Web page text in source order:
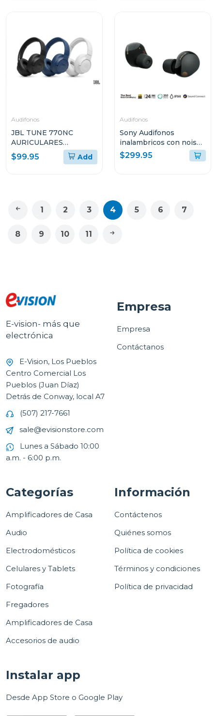
Audifonos
JBL TUNE 770NC
AURICULARES
CIRCUMAURALES
INALÁMBRICOS CON
$99.95 Add
Audifonos
Sony Audifonos
inalambricos con noise
cancelling wf1000xm5
negro
$299.95
1 2 3 4 5 6 7
8 9 10 11
E-vision- más que
electrónica
E-Vision, Los Pueblos
Centro Comercial Los
Pueblos (Juan Díaz)
Detrás de Conway, local A7
(507) 217-7661
sale@evisionstore.com
Lunes a Sábado 10:00
a.m. - 6:00 p.m.
Empresa
Empresa
Contáctanos
Categorías
Amplificadores de Casa
Audio
Electrodomésticos
Celulares y Tablets
Fotografía
Fregadores
Amplificadores de Casa
Accesorios de audio
Información
Contáctenos
Quiénes somos
Política de cookies
Términos y condiciones
Política de privacidad
Instalar app
Desde App Store o Google Play